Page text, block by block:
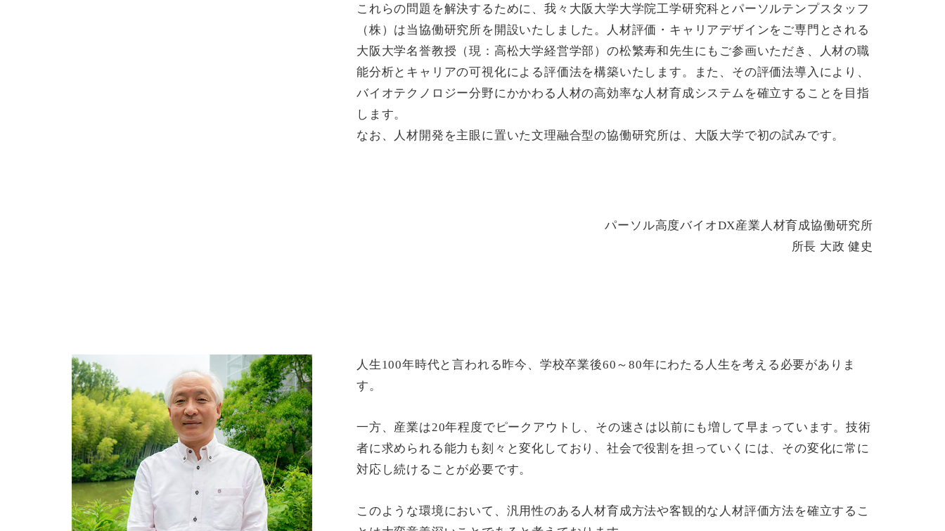
これらの問題を解決するために、我々大阪大学大学院工学研究科とパーソルテンプスタッフ
（株）は当協働研究所を開設いたしました。人材評価・キャリアデザインをご専門とされる
大阪大学名誉教授（現：高松大学経営学部）の松繁寿和先生にもご参画いただき、人材の職
能分析とキャリアの可視化による評価法を構築いたします。また、その評価法導入により、
バイオテクノロジー分野にかかわる人材の高効率な人材育成システムを確立することを目指
します。
なお、人材開発を主眼に置いた文理融合型の協働研究所は、大阪大学で初の試みです。
パーソル高度バイオDX産業人材育成協働研究所
所長 大政 健史
人生100年時代と言われる昨今、学校卒業後60～80年にわたる人生を考える必要がありま
す。
一方、産業は20年程度でピークアウトし、その速さは以前にも増して早まっています。技術
者に求められる能力も刻々と変化しており、社会で役割を担っていくには、その変化に常に
対応し続けることが必要です。
このような環境において、汎用性のある人材育成方法や客観的な人材評価方法を確立するこ